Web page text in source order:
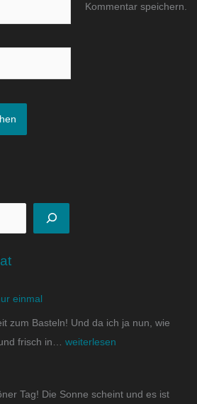
Kommentar speichern.
einmal
zum Basteln! Und da ich ja nun, wie
frisch in…weiterlesen
Tag! Die Sonne scheint und es ist